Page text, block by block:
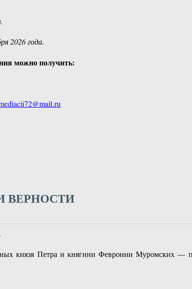
2026 года.
можно получить:
ВЕРНОСТИ
.
князя Петра и княгини Февронии Муромских —